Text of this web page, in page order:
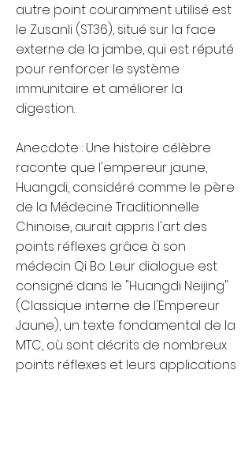
autre point couramment utilisé est
le Zusanli (ST36), situé sur la face
externe de la jambe, qui est réputé
pour renforcer le système
immunitaire et améliorer la
digestion.
Anecdote : Une histoire célèbre
raconte que l'empereur jaune,
Huangdi, considéré comme le père
de la Médecine Traditionnelle
Chinoise, aurait appris l'art des
points réflexes grâce à son
médecin Qi Bo. Leur dialogue est
consigné dans le "Huangdi Neijing"
(Classique interne de l'Empereur
Jaune), un texte fondamental de la
MTC, où sont décrits de nombreux
points réflexes et leurs applications